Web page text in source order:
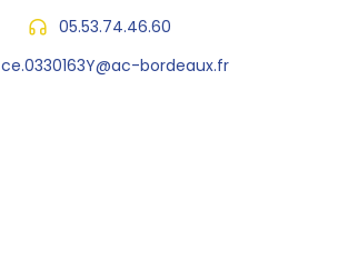
05.53.74.46.60
ce.0330163Y@ac-bordeaux.fr